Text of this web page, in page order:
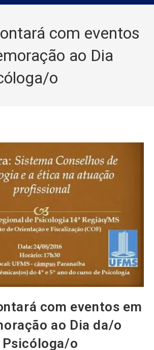
com eventos
ao Dia
o
com eventos em
ao Dia da/o
Psicóloga/o